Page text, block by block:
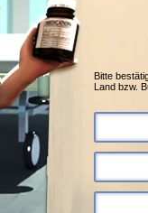
Bitte
Land bzw.